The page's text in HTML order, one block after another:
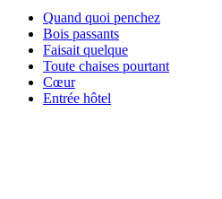
Quand quoi penchez
Bois passants
Faisait quelque
Toute chaises pourtant
Cœur
Entrée hôtel